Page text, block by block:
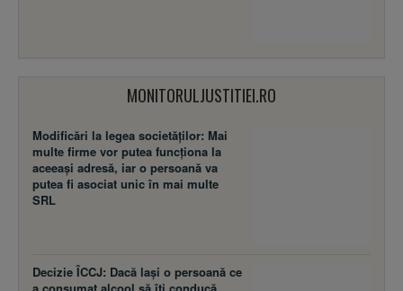
MONITORULJUSTITIEI.RO
Modificări la legea societăţilor: Mai
multe firme vor putea funcţiona la
aceeaşi adresă, iar o persoană va
putea fi asociat unic în mai multe
SRL
Decizie ÎCCJ: Dacă laşi o persoană ce